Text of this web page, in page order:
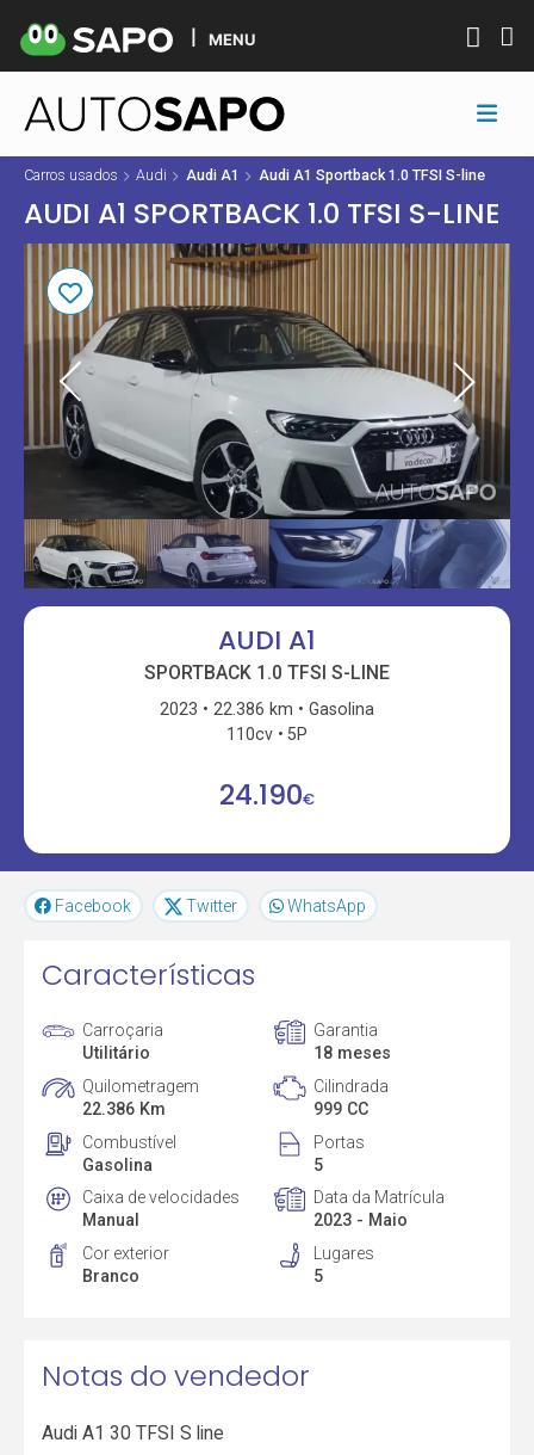
MENU
Carros usados Audi Audi A1 Audi A1 Sportback 1.0 TFSI S-line
AUDI A1 SPORTBACK 1.0 TFSI S-LINE
AUDI A1
SPORTBACK 1.0 TFSI S-LINE
2023 22.386 km
Gasolina
110cv
5P
24.190€
Facebook Twitter WhatsApp
Características
Carroçaria
Utilitário
Garantia
18 meses
Quilometragem
22.386 Km
Cilindrada
999 CC
Combustível
Gasolina
Portas
5
Caixa de velocidades
Manual
Data da Matrícula
2023 - Maio
Cor exterior
Branco
Lugares
5
Notas do vendedor
Audi A1 30 TFSI S line